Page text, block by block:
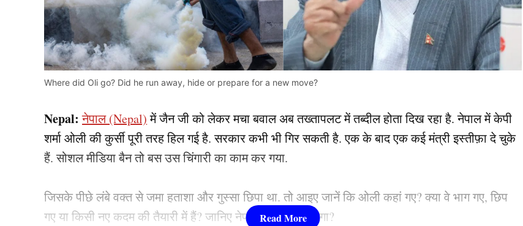
Where did Oli go? Did he run away, hide or prepare for a new move?
Nepal: नेपाल (Nepal)में जैन जी को लेकर मचा बवाल अब तख्तापलट में तब्दील होता दिख रहा है. नेपाल में केपी
शर्मा ओली की कुर्सी पूरी तरह हिल गई है. सरकार कभी भी गिर सकती है. एक के बाद एक कई मंत्री इस्तीफ़ा दे चुके
हैं. सोशल मीडिया बैन तो बस उस चिंगारी का काम कर गया.
जिसके पीछे लंबे वक्त से जमा हताशा और गुस्सा छिपा था. तो आइए जानें कि ओली कहां गए? क्या वे भाग गए, छिप
गए या किसी नए कदम की तैयारी में हैं? जानिए नेपाल में आगे क्या होगा?